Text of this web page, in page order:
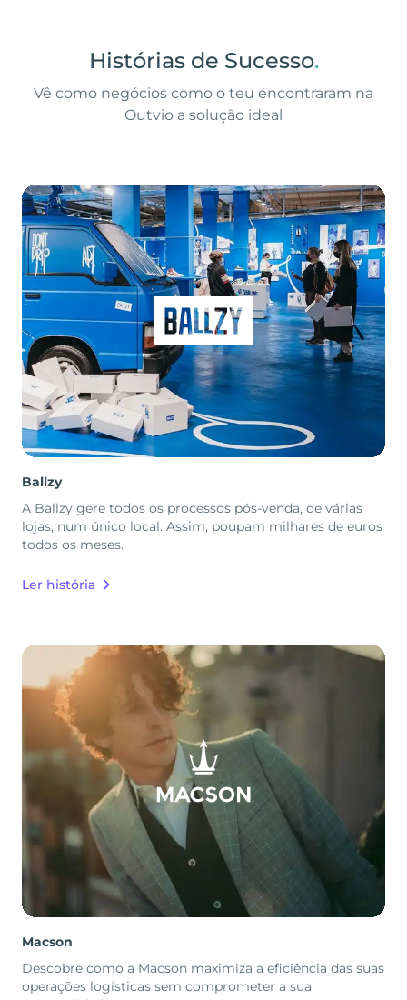
Histórias de Sucesso.
Vê como negócios como o teu encontraram na
Outvio a solução ideal
Ballzy
A Ballzy gere todos os processos pós-venda, de várias
lojas, num único local. Assim, poupam milhares de euros
todos os meses.
Ler história
Macson
Descobre como a Macson maximiza a eficiência das suas
operações logísticas sem comprometer a sua